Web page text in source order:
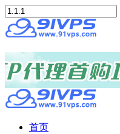
首页